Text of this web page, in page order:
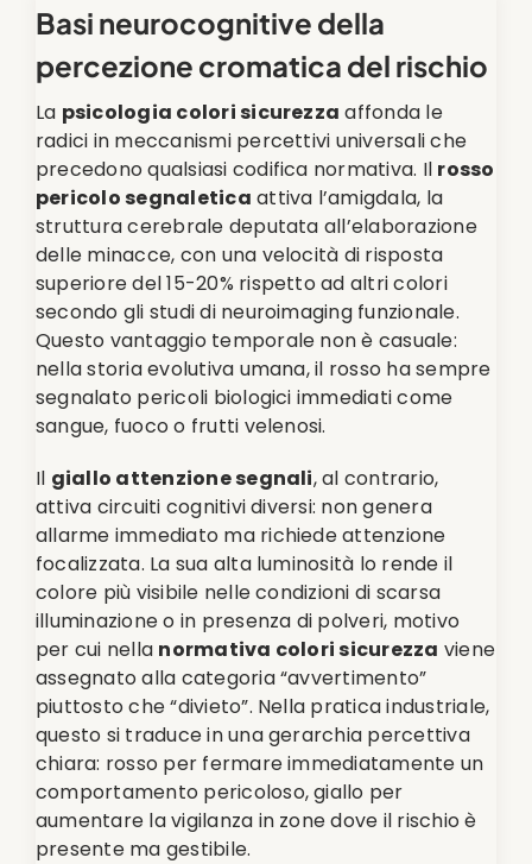
Basi neurocognitive della
percezione cromatica del rischio
La psicologia colori sicurezza affonda le
radici in meccanismi percettivi universali che
precedono qualsiasi codifica normativa. Il rosso
pericolo segnaletica attiva l’amigdala, la
struttura cerebrale deputata all’elaborazione
delle minacce, con una velocità di risposta
superiore del 15-20% rispetto ad altri colori
secondo gli studi di neuroimaging funzionale.
Questo vantaggio temporale non è casuale:
nella storia evolutiva umana, il rosso ha sempre
segnalato pericoli biologici immediati come
sangue, fuoco o frutti velenosi.
Il giallo attenzione segnali, al contrario,
attiva circuiti cognitivi diversi: non genera
allarme immediato ma richiede attenzione
focalizzata. La sua alta luminosità lo rende il
colore più visibile nelle condizioni di scarsa
illuminazione o in presenza di polveri, motivo
per cui nella normativa colori sicurezza viene
assegnato alla categoria “avvertimento”
piuttosto che “divieto”. Nella pratica industriale,
questo si traduce in una gerarchia percettiva
chiara: rosso per fermare immediatamente un
comportamento pericoloso, giallo per
aumentare la vigilanza in zone dove il rischio è
presente ma gestibile.